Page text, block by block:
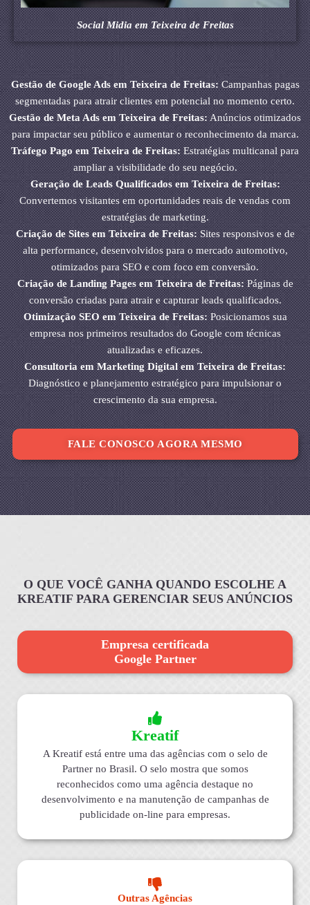
Social Midia em Teixeira de Freitas
Gestão de Google Ads em Teixeira de Freitas:Campanhas pagas
segmentadas para atrair clientes em potencial no momento certo.
Gestão de Meta Ads em Teixeira de Freitas:Anúncios otimizados
para impactar seu público e aumentar o reconhecimento da marca.
Tráfego Pago em Teixeira de Freitas:Estratégias multicanal para
ampliar a visibilidade do seu negócio.
Geração de Leads Qualificados em Teixeira de Freitas:
Convertemos visitantes em oportunidades reais de vendas com
estratégias de marketing.
Criação de Sites em Teixeira de Freitas:Sites responsivos e de
alta performance, desenvolvidos para o mercado automotivo,
otimizados para SEO e com foco em conversão.
Criação de Landing Pages em Teixeira de Freitas:Páginas de
conversão criadas para atrair e capturar leads qualificados.
Otimização SEO em Teixeira de Freitas:Posicionamos sua
empresa nos primeiros resultados do Google com técnicas
atualizadas e eficazes.
Consultoria em Marketing Digital em Teixeira de Freitas:
Diagnóstico e planejamento estratégico para impulsionar o
crescimento da sua empresa.
FALE CONOSCO AGORA MESMO
O QUE VOCÊ GANHA QUANDO ESCOLHE A
KREATIF PARA GERENCIAR SEUS ANÚNCIOS
Empresa certificada
Google Partner
Kreatif
A Kreatif está entre uma das agências com o selo de
Partner no Brasil. O selo mostra que somos
reconhecidos como uma agência destaque no
desenvolvimento e na manutenção de campanhas de
publicidade on-line para empresas.
Outras Agências